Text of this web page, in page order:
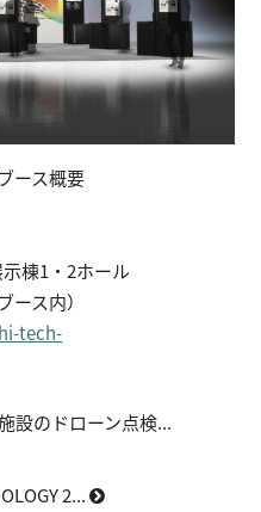
ース概要
棟1・2ホール
ス内）
tech-
設のドローン点検...
2...